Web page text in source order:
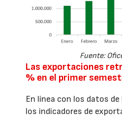
Fuente:
Las exportaciones
% en el primer
En línea con los datos
los indicadores de